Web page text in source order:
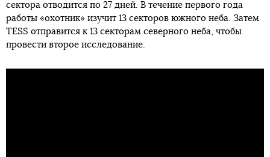
сектора отводится по 27 дней. В течение первого года
работы «охотник» изучит 13 секторов южного неба. Затем
TESS отправится к 13 секторам северного неба, чтобы
провести второе исследование.